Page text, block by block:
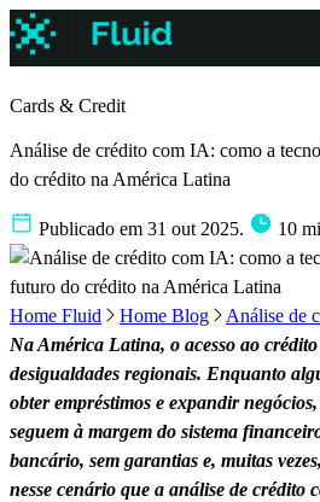
Cards & Credit
Análise de crédito com IA: como a
do crédito na América Latina
Publicado em 31 out 2025. 10
Home Fluid Home Blog
Análise de
Na América Latina, o acesso ao
desigualdades regionais. Enquanto
obter empréstimos e expandir
seguem à margem do sistema
bancário, sem garantias e, muitas
nesse cenário que a análise de crédito